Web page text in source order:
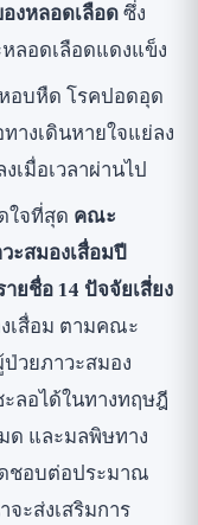
งหลอดเลือดซึ่ง
หลอดเลือดแดงแข็ง
อบหืด โรคปอดอุด
างเดินหายใจแย่ลง
เมื่อเวลาผ่านไป
ใจที่สุด คณะ
ะสมองเสื่อมปี
ยชื่อ 14 ปัจจัยเสี่ยง
เสื่อม ตามคณะ
วยภาวะสมอง
ลอได้ในทางทฤษฎี
ด และมลพิษทาง
ดชอบต่อประมาณ
ะส่งเสริมการ